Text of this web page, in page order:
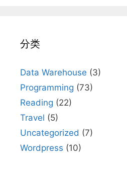
分类
Data Warehouse (3)
Programming (73)
Reading (22)
Travel (5)
Uncategorized (7)
Wordpress (10)